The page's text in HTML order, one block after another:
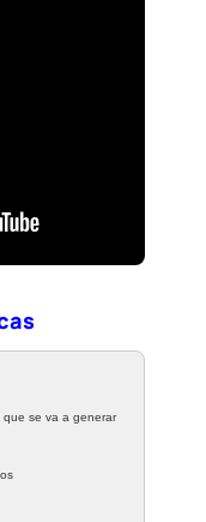
que se va a generar